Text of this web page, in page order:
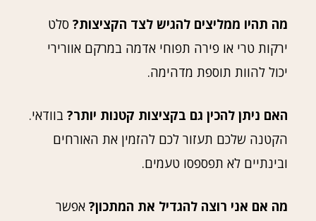
מה תהיו ממליצים להגיש לצד הקציצות? סלט
ירקות טרי או פירה תפוחי אדמה במרקם אוורירי
יכול להוות תוספת מדהימה.
האם ניתן להכין גם בקציצות קטנות יותר? בוודאי.
הקטנה שלכם תעזור לכם להזמין את האורחים
ובינתיים לא תפספסו טעמים.
מה אם אני רוצה להגדיל את המתכון? אפשר